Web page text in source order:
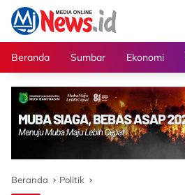
Langsung
konten
Beranda
Sumbar Ekonomi
Beranda Politik